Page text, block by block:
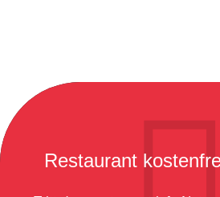
Restaurant